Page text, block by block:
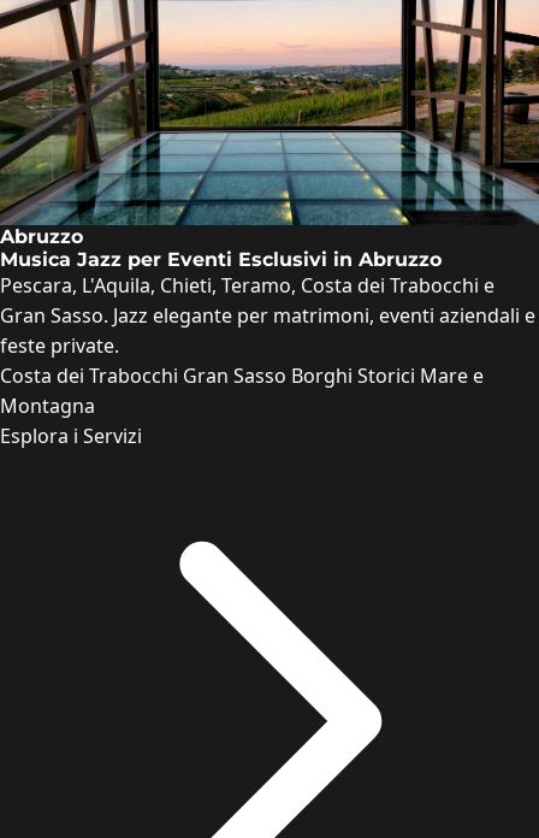
Abruzzo
Musica Jazz per Eventi Esclusivi in Abruzzo
Pescara, L'Aquila, Chieti, Teramo, Costa dei Trabocchi e
Gran Sasso. Jazz elegante per matrimoni, eventi aziendali e
feste private.
Costa dei Trabocchi Gran Sasso Borghi Storici Mare e
Montagna
Esplora i Servizi